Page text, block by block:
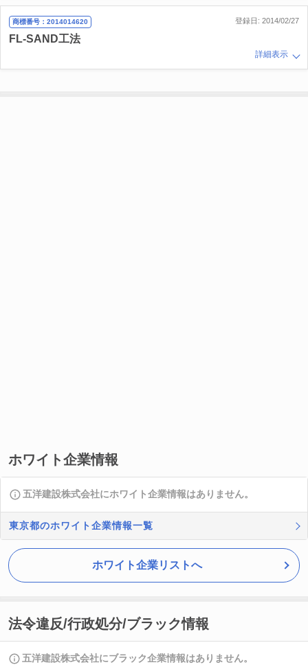
登録日: 2014/02/27
商標番号：2014014620
FL-SAND工法
詳細表示
ホワイト企業情報
五洋建設株式会社にホワイト企業情報はありません。
東京都のホワイト企業情報一覧
ホワイト企業リストへ
法令違反/行政処分/ブラック情報
五洋建設株式会社にブラック企業情報はありません。